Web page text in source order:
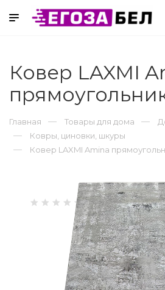
Ковер LAXMI
Главная Товары для дома
Ковры, циновки, шкуры
Ковер LAXMI Amina